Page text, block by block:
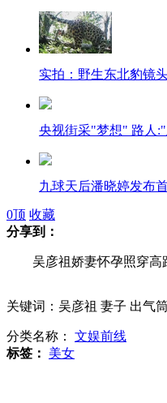
实拍：野生东北豹镜
央视街采"梦想" 路人
九球天后潘晓婷发布
吴彦祖娇妻怀孕照穿高
王菲14岁演唱视频曝
实拍：俄父亲让8岁女
0顶 收藏
分享到：
吴彦祖娇妻怀孕照穿高
关键词：吴彦祖 妻子 出气
分类名称： 文娱前线
标签：
美女